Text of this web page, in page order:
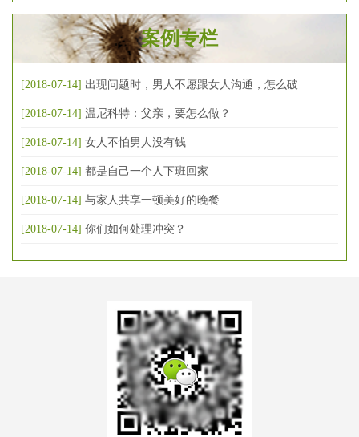
案例专栏
[2018-07-14] 出现问题时，男人不愿跟女人沟通，怎么破
[2018-07-14] 温尼科特：父亲，要怎么做？
[2018-07-14] 女人不怕男人没有钱
[2018-07-14] 都是自己一个人下班回家
[2018-07-14] 与家人共享一顿美好的晚餐
[2018-07-14] 你们如何处理冲突？